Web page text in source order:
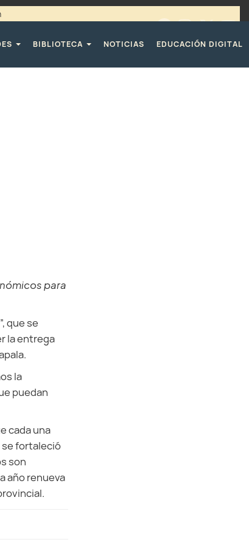
BIBLIOTECA NOTICIAS EDUCACIÓN DIGITAL
para
que se
la entrega
la
puedan
cada una
se fortaleció
son
año renueva